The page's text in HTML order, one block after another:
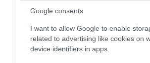
Google consents
I want to allow Google to enable
related to advertising like cookies on
device identifiers in apps.
Αθήνα: Απομακρύνθηκαν
αντικείμενα από κοινόχρηστους